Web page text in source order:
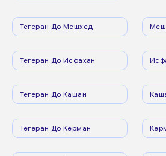
Тегеран До Мешхед
Тегеран До Исфахан
Тегеран До Кашан
Тегеран До Керман